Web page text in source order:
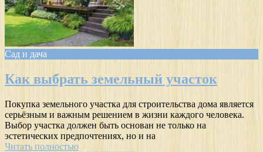
Сад и дача
Как выбрать земельный участок
Покупка земельного участка для строительства дома является
серьёзным и важным решением в жизни каждого человека.
Выбор участка должен быть основан не только на
эстетических предпочтениях, но и на
Читать полностью